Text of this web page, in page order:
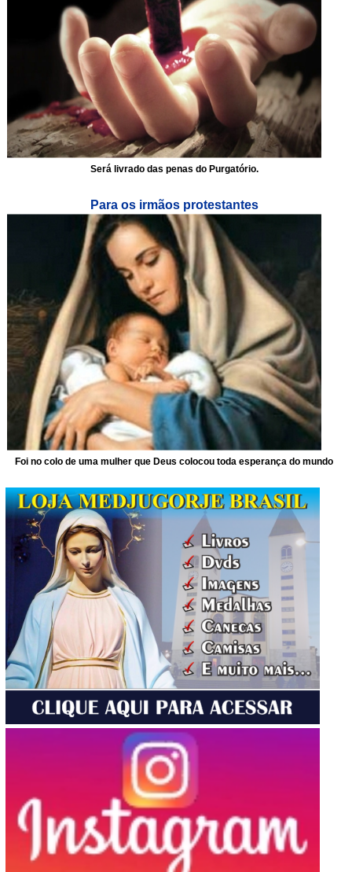
Será livrado das penas do Purgatório.
Para os irmãos protestantes
Foi no colo de uma mulher que Deus colocou toda esperança do mundo